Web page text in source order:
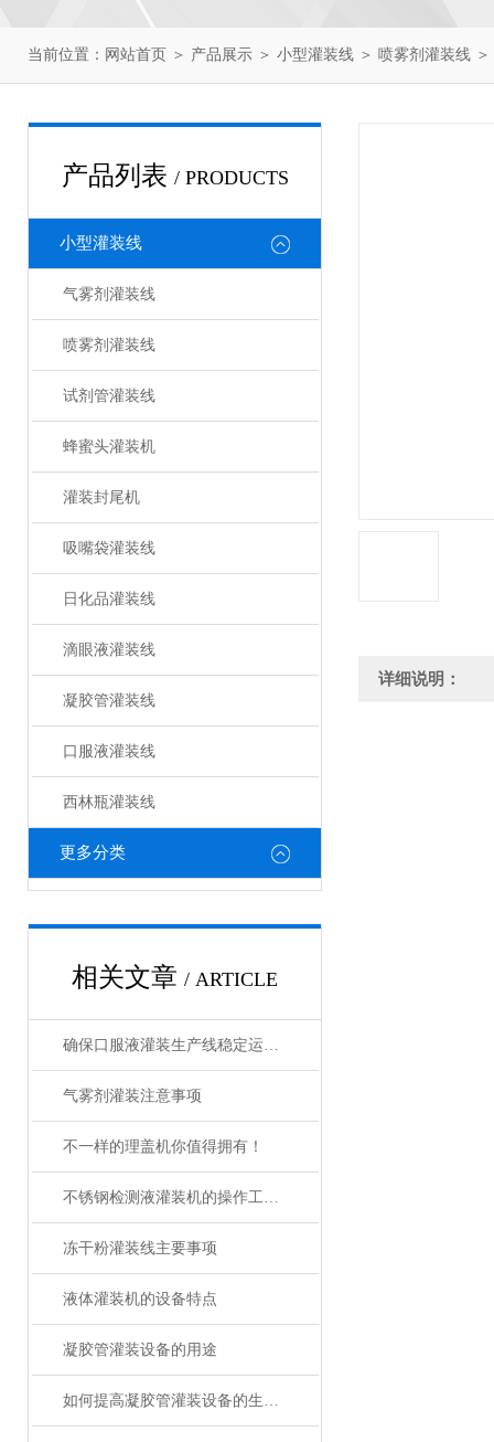
当前位置： 网站首页 ＞ 产品展示 ＞ 小型灌装线 ＞ 喷雾剂灌装线
产品列表 / PRODUCTS
小型灌装线
气雾剂灌装线
喷雾剂灌装线
试剂管灌装线
蜂蜜头灌装机
灌装封尾机
吸嘴袋灌装线
日化品灌装线
滴眼液灌装线
凝胶管灌装线
口服液灌装线
西林瓶灌装线
更多分类
相关文章 / ARTICLE
确保口服液灌装生产线稳定运行的关键措施
气雾剂灌装注意事项
不一样的理盖机你值得拥有！
不锈钢检测液灌装机的操作工序您知道是哪些？
冻干粉灌装线主要事项
液体灌装机的设备特点
凝胶管灌装设备的用途
如何提高凝胶管灌装设备的生产效率？
详细说明：